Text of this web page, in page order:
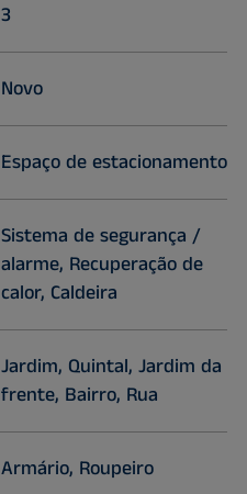
3
Novo
Espaço de estacionamento
Sistema de segurança /
alarme, Recuperação de
calor, Caldeira
Jardim, Quintal, Jardim da
frente, Bairro, Rua
Armário, Roupeiro